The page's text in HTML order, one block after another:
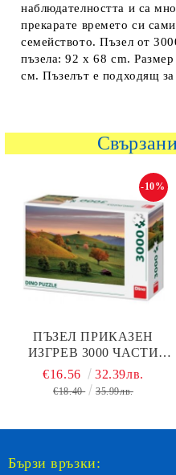
наблюдателността и са
прекарате времето си
семейството. Пъзел от
пъзела: 92 x 68 cm.
см. Пъзелът е подходящ
ПЪЗЕЛ ПРИКАЗЕН
ИЗГРЕВ 3000 ЧАСТИ
DINO 563216
-10%
€16.56 32.39лв.
€18.40 35.99лв.
Бързи връзки: